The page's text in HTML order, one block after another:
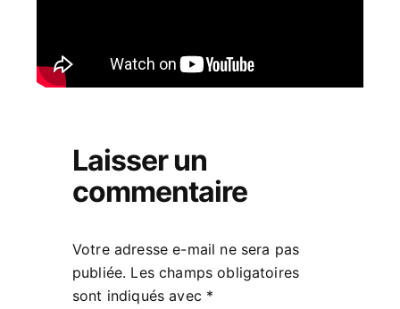
Laisser un
commentaire
Votre adresse e-mail ne sera pas
publiée. Les champs obligatoires
sont indiqués avec *